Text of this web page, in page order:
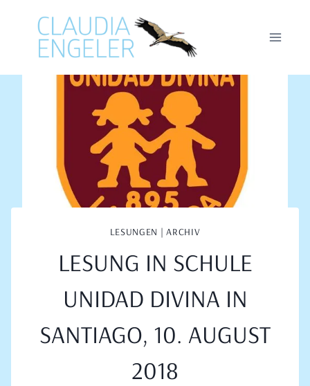
springen
LESUNGEN | ARCHIV
LESUNG IN SCHULE
UNIDAD DIVINA IN
SANTIAGO, 10. AUGUST
2018